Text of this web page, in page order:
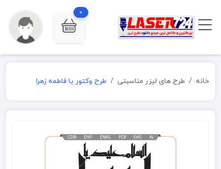
0
خانه طرح های لیزر مناسبتی طرح وکتور یا فاطمه زهرا